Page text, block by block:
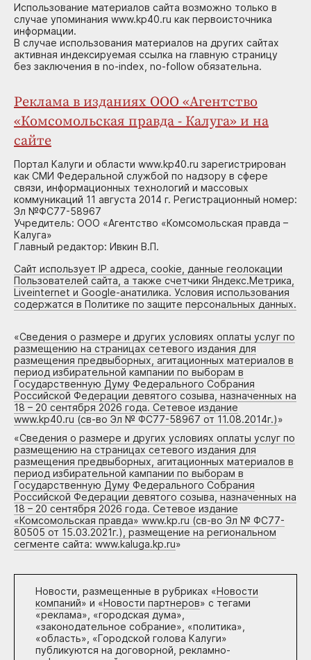
Использование материалов сайта возможно только в
случае упоминания www.kp40.ru как первоисточника
информации.
В случае использования материалов на других сайтах
активная индексируемая ссылка на главную страницу
без заключения в no-index, no-follow обязательна.
Реклама в изданиях ООО «Агентство
«Комсомольская правда - Калуга» и на
сайте
Портал Калуги и области www.kp40.ru зарегистрирован
как СМИ Федеральной службой по надзору в сфере
связи, информационных технологий и массовых
коммуникаций 11 августа 2014 г. Регистрационный номер:
Эл №ФС77-58967
Учредитель: ООО «Агентство «Комсомольская правда –
Калуга»
Главный редактор: Ивкин В.П.
Сайт использует IP адреса, cookie, данные геолокации
Пользователей сайта, а также счетчики Яндекс.Метрика,
Liveinternet и Google-анатилика. Условия использования
содержатся в Политике по защите персональных данных.
«Сведения о размере и других условиях оплаты услуг по
размещению на страницах сетевого издания для
размещения предвыборных, агитационных материалов в
период избирательной кампании по выборам в
Государственную Думу Федерального Собрания
Российской Федерации девятого созыва, назначенных на
18 – 20 сентября 2026 года. Сетевое издание
www.kp40.ru (св-во Эл № ФС77-58967 от 11.08.2014г.)»
«Сведения о размере и других условиях оплаты услуг по
размещению на страницах сетевого издания для
размещения предвыборных, агитационных материалов в
период избирательной кампании по выборам в
Государственную Думу Федерального Собрания
Российской Федерации девятого созыва, назначенных на
18 – 20 сентября 2026 года. Сетевое издание
«Комсомольская правда» www.kp.ru (св-во Эл № ФС77-
80505 от 15.03.2021г.), размещение на региональном
сегменте сайта: www.kaluga.kp.ru»
Новости, размещенные в рубриках «Новости
компаний» и «Новости партнеров» с тегами
«реклама», «городская дума»,
«законодательное собрание», «политика»,
«область», «Городской голова Калуги»
публикуются на договорной, рекламно-